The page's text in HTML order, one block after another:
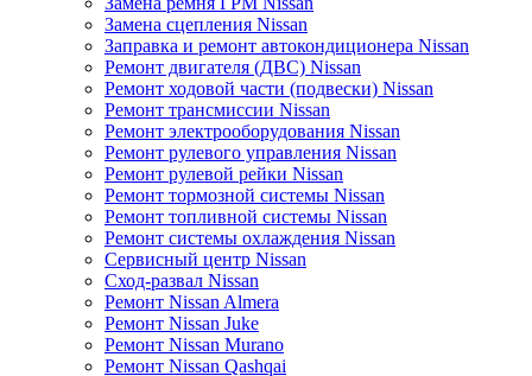
Замена сцепления Nissan
Заправка и ремонт автокондиционера Nissan
Ремонт двигателя (ДВС) Nissan
Ремонт ходовой части (подвески) Nissan
Ремонт трансмиссии Nissan
Ремонт электрооборудования Nissan
Ремонт рулевого управления Nissan
Ремонт рулевой рейки Nissan
Ремонт тормозной системы Nissan
Ремонт топливной системы Nissan
Ремонт системы охлаждения Nissan
Сервисный центр Nissan
Сход-развал Nissan
Ремонт Nissan Almera
Ремонт Nissan Juke
Ремонт Nissan Murano
Ремонт Nissan Qashqai